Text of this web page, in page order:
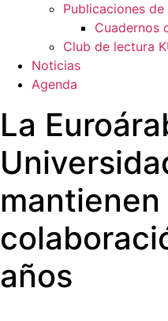
Publicaciones
Cuadernos
Club de lectura
Noticias
Agenda
La
mantienen
años